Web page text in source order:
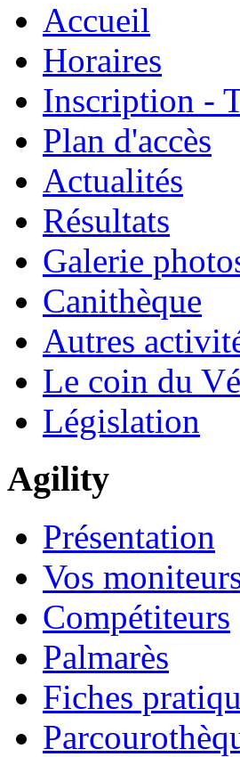
Accueil
Horaires
Inscription -
Plan d'accès
Actualités
Résultats
Galerie
Canithèque
Autres
Le coin du
Législation
Agility
Présentation
Vos
Compétiteurs
Palmarès
Fiches